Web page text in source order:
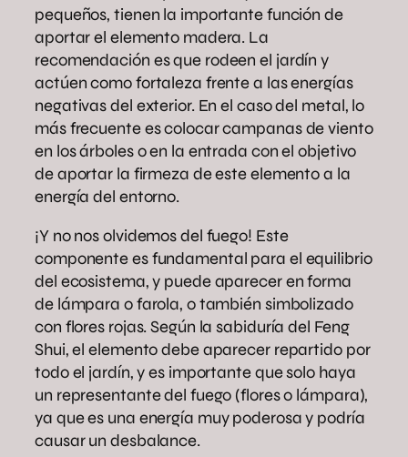
pequeños, tienen la importante función de
aportar el elemento madera. La
recomendación es que rodeen el jardín y
actúen como fortaleza frente a las energías
negativas del exterior. En el caso del metal, lo
más frecuente es colocar campanas de viento
en los árboles o en la entrada con el objetivo
de aportar la firmeza de este elemento a la
energía del entorno.
¡Y no nos olvidemos del fuego! Este
componente es fundamental para el equilibrio
del ecosistema, y puede aparecer en forma
de lámpara o farola, o también simbolizado
con flores rojas. Según la sabiduría del Feng
Shui, el elemento debe aparecer repartido por
todo el jardín, y es importante que solo haya
un representante del fuego (flores o lámpara),
ya que es una energía muy poderosa y podría
causar un desbalance.